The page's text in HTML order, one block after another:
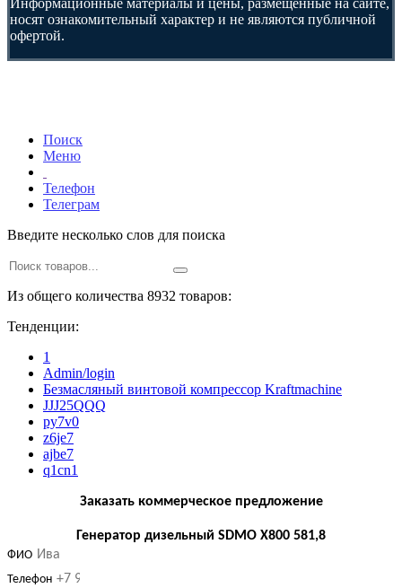
Информационные материалы и цены, размещенные на сайте,
носят ознакомительный характер и не являются публичной
офертой.
Поиск
Меню
Телефон
Телеграм
Введите несколько слов для поиска
Из общего количества 8932 товаров:
Тенденции:
1
Admin/login
Безмасляный винтовой компрессор Kraftmaсhine
JJJ25QQQ
py7v0
z6je7
ajbe7
q1cn1
Заказать коммерческое предложение
Генератор дизельный SDMO X800 581,8
ФИО
Телефон